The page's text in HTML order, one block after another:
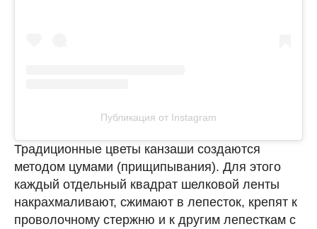
Публикация от Instagram
Традиционные цветы канзаши создаются
методом цумами (прищипывания). Для этого
каждый отдельный квадрат шелковой ленты
накрахмаливают, сжимают в лепесток, крепят к
проволочному стержню и к другим лепесткам с